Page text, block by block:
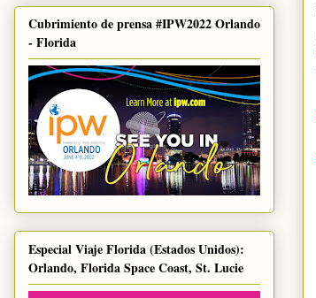
Cubrimiento de prensa #IPW2022 Orlando
- Florida
Especial Viaje Florida (Estados Unidos):
Orlando, Florida Space Coast, St. Lucie